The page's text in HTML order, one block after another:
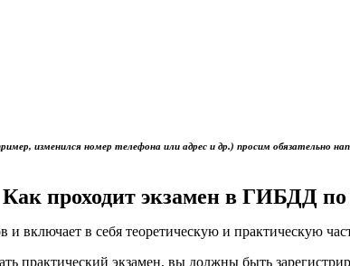
изменился номер телефона или адрес и др.) просим
Как проходит экзамен в ГИБДД
включает в себя теоретическую и практическую
практический экзамен, вы должны быть